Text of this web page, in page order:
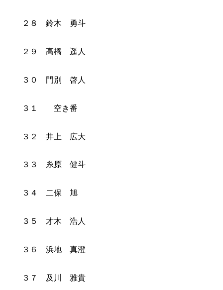
２８ 鈴木 勇斗
２９ 高橋 遥人
３０ 門別 啓人
３１ 空き番
３２ 井上 広大
３３ 糸原 健斗
３４ 二保 旭
３５ 才木 浩人
３６ 浜地 真澄
３７ 及川 雅貴